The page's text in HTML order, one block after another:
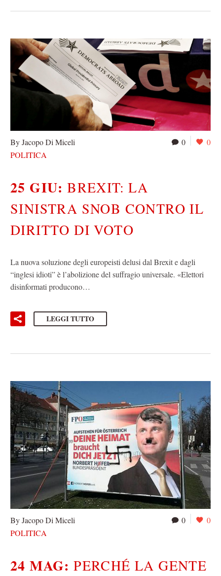
0 0
By Jacopo Di Miceli
POLITICA
25 GIU:BREXIT: LA
SINISTRA SNOB CONTRO IL
DIRITTO DI VOTO
La nuova soluzione degli europeisti delusi dal Brexit e dagli
“inglesi idioti” è l’abolizione del suffragio universale. «Elettori
disinformati producono…
LEGGI TUTTO
0 0
By Jacopo Di Miceli
POLITICA
24 MAG:PERCHÉ LA GENTE